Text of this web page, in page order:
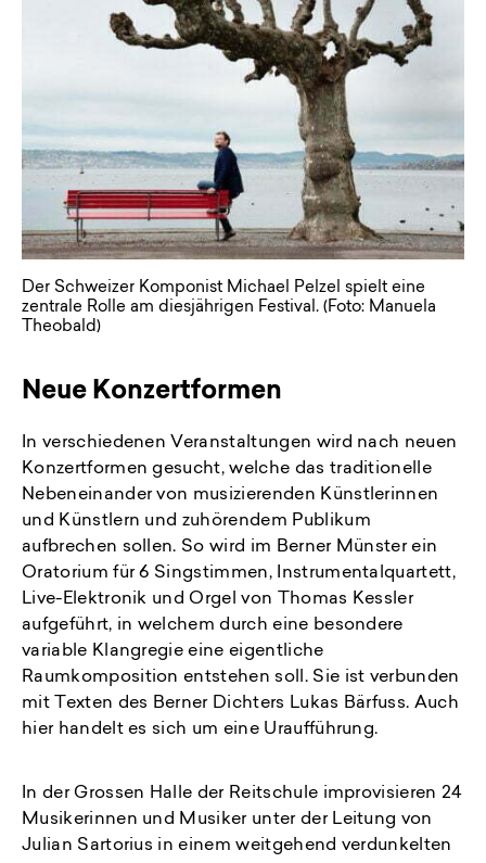
Der Schweizer Komponist Michael Pelzel spielt eine
zentrale Rolle am diesjährigen Festival. (Foto: Manuela
Theobald)
Neue Konzertformen
In verschiedenen Veranstaltungen wird nach neuen
Konzertformen gesucht, welche das traditionelle
Nebeneinander von musizierenden Künstlerinnen
und Künstlern und zuhörendem Publikum
aufbrechen sollen. So wird im Berner Münster ein
Oratorium für 6 Singstimmen, Instrumentalquartett,
Live-Elektronik und Orgel von Thomas Kessler
aufgeführt, in welchem durch eine besondere
variable Klangregie eine eigentliche
Raumkomposition entstehen soll. Sie ist verbunden
mit Texten des Berner Dichters Lukas Bärfuss. Auch
hier handelt es sich um eine Uraufführung.
In der Grossen Halle der Reitschule improvisieren 24
Musikerinnen und Musiker unter der Leitung von
Julian Sartorius in einem weitgehend verdunkelten